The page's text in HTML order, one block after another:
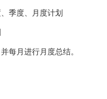
季度、月度计划
每月进行月度总结。